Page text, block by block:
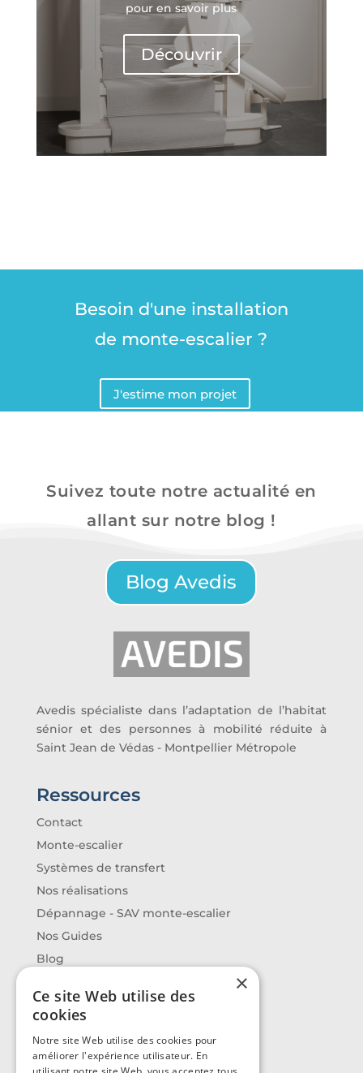
pour en savoir plus
Découvrir
Besoin d'une installation
de monte-escalier ?
J'estime mon projet
Suivez toute notre actualité en
allant sur notre blog !
Blog Avedis
Avedis spécialiste dans l’adaptation de l’habitat
sénior et des personnes à mobilité réduite à
Saint Jean de Védas - Montpellier Métropole
Ressources
Contact
Monte-escalier
Systèmes de transfert
Nos réalisations
Dépannage - SAV monte-escalier
Nos Guides
Blog
Contact
Avedis
14 route de Montpellier
×
Ce site Web utilise des
cookies
Notre site Web utilise des cookies pour
améliorer l'expérience utilisateur. En